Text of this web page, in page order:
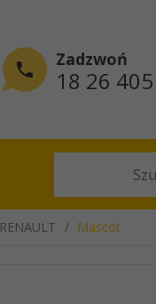
Zadzwoń
18 26
RENAULT Mascot